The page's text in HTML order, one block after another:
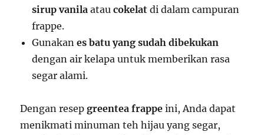
sirup vanila ataucokelat di dalam campuran
frappe.
Gunakanes batu yang sudah dibekukan
dengan air kelapa untuk memberikan rasa
segar alami.
Dengan resepgreentea frappe ini, Anda dapat
menikmati minuman teh hijau yang segar,